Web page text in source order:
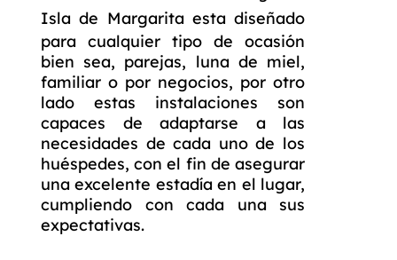
Isla de Margaritaesta diseñado
para cualquier tipo de ocasión
bien sea, parejas, luna de miel,
familiar o por negocios, por otro
lado estas instalaciones son
capaces de adaptarse a las
necesidades de cada uno de los
huéspedes, con el fin de asegurar
una excelente estadía en el lugar,
cumpliendo con cada una sus
expectativas.